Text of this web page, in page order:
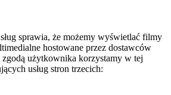
sprawia, że możemy wyświetlać filmy
hostowane przez dostawców
użytkownika korzystamy w tej
usług stron trzecich: